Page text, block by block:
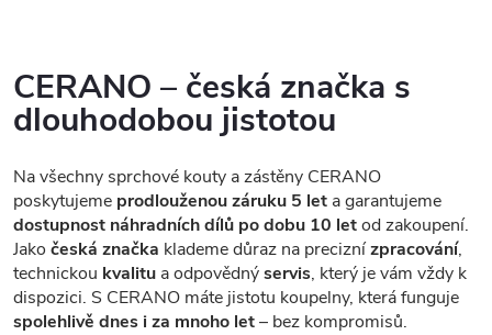
CERANO – česká značka s
dlouhodobou jistotou
Na všechny sprchové kouty a zástěny CERANO
poskytujeme prodlouženou záruku 5 let a garantujeme
dostupnost náhradních dílů po dobu 10 letod zakoupení.
Jako česká značka klademe důraz na preciznízpracování,
technickou kvalitu a odpovědnýservis, který je vám vždy k
dispozici. S CERANO máte jistotu koupelny, která funguje
spolehlivě dnes i za mnoho let– bez kompromisů.